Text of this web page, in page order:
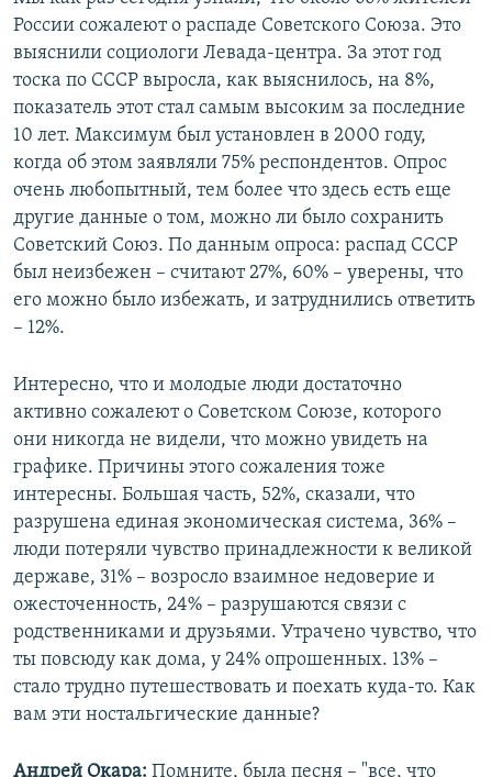
России сожалеют о распаде Советского Союза. Это
выяснили социологи Левада-центра. За этот год
тоска по СССР выросла, как выяснилось, на 8%,
показатель этот стал самым высоким за последние
10 лет. Максимум был установлен в 2000 году,
когда об этом заявляли 75% респондентов. Опрос
очень любопытный, тем более что здесь есть еще
другие данные о том, можно ли было сохранить
Советский Союз. По данным опроса: распад СССР
был неизбежен – считают 27%, 60% – уверены, что
его можно было избежать, и затруднились ответить
– 12%.
Интересно, что и молодые люди достаточно
активно сожалеют о Советском Союзе, которого
они никогда не видели, что можно увидеть на
графике. Причины этого сожаления тоже
интересны. Большая часть, 52%, сказали, что
разрушена единая экономическая система, 36% –
люди потеряли чувство принадлежности к великой
державе, 31% – возросло взаимное недоверие и
ожесточенность, 24% – разрушаются связи с
родственниками и друзьями. Утрачено чувство, что
ты повсюду как дома, у 24% опрошенных. 13% –
стало трудно путешествовать и поехать куда-то. Как
вам эти ностальгические данные?
Андрей Окара: Помните, была песня – "все, что